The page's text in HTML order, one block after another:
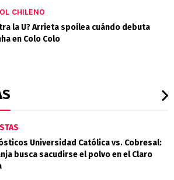
CHILENO
la U? Arrieta spoilea cuándo debuta
en Colo Colo
Universidad Católica vs. Cobresal:
busca sacudirse el polvo en el Claro